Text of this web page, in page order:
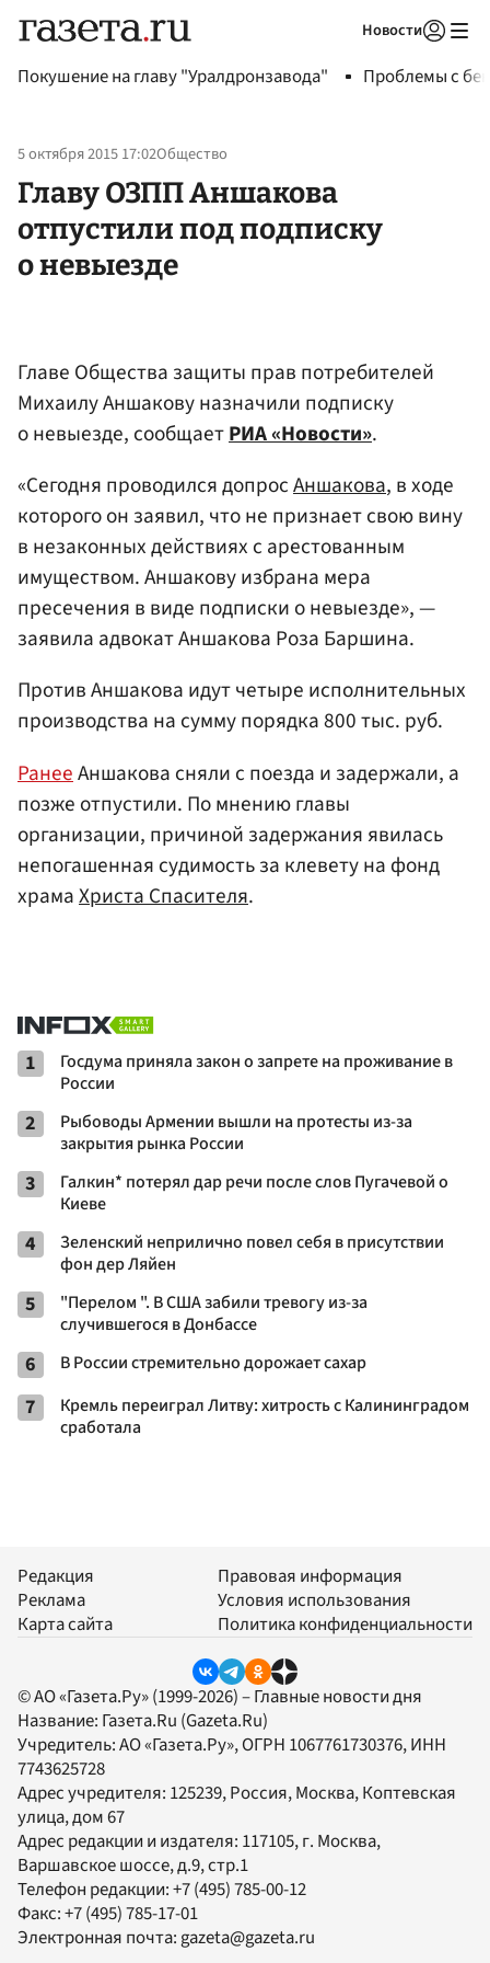
Новости
Покушение на главу "Уралдронзавода" Проблемы с
5 октября 2015 17:02Общество
Главу ОЗПП Аншакова
отпустили под подписку
о невыезде
Главе Общества защиты прав потребителей
Михаилу Аншакову назначили подписку
о невыезде, сообщаетРИА «Новости».
«Сегодня проводился допросАншакова, в ходе
которого он заявил, что не признает свою вину
в незаконных действиях с арестованным
имуществом. Аншакову избрана мера
пресечения в виде подписки о невыезде», —
заявила адвокат Аншакова Роза Баршина.
Против Аншакова идут четыре исполнительных
производства на сумму порядка 800 тыс. руб.
РанееАншакова сняли с поезда и задержали, а
позже отпустили. По мнению главы
организации, причиной задержания явилась
непогашенная судимость за клевету на фонд
храмаХриста Спасителя.
1
Госдума приняла закон о запрете на проживание в
России
2
Рыбоводы Армении вышли на протесты из-за
закрытия рынка России
3
Галкин* потерял дар речи после слов Пугачевой о
Киеве
4
Зеленский неприлично повел cебя в присутствии
фон дер Ляйен
5
"Перелом ". В США забили тревогу из-за
случившегося в Донбассе
6 В России стремительно дорожает сахар
7
Кремль переиграл Литву: хитрость с Калининградом
сработала
Редакция
Реклама
Карта сайта
Правовая информация
Условия использования
Политика конфиденциальности
© АО «Газета.Ру» (1999-2026) – Главные новости дня
Название: Газета.Ru (Gazeta.Ru)
Учредитель:АО «Газета.Ру», ОГРН 1067761730376, ИНН
7743625728
Адрес учредителя: 125239, Россия, Москва, Коптевская
улица, дом 67
Адрес редакции и издателя: 117105, г. Москва,
Варшавское шоссе, д.9, стр.1
Телефон редакции:+7 (495) 785-00-12
Факс:+7 (495) 785-17-01
Электронная почта:gazeta@gazeta.ru